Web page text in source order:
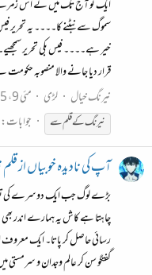
ایک تو آج تک میں نے اس زمرے
سموگ سے نبٹنے کا۔۔۔۔ یہ تحریر
قرار دیا جانے والا منصوبہ
نیرنگ خیال
لڑی مئی 9، 2025
نیرنگکےقلمسے جوابات: 33
آپ کی نادیدہ خوبیاں از
بڑے لوگ جب ایک دوسرے کی
چاہتا ہے کاش یہ ہمارے اندر
رسائی حاصل کر پاتا۔ ایک
گفتگو سن کر عالم وجدان و